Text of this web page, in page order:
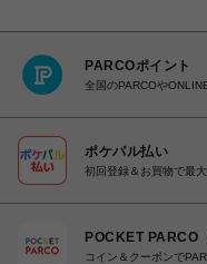
PARCOポイント
全国のPARCOや
ポケパル払い
初回登録＆お買物で最
POCKET PARCO
コイン＆クーポンで